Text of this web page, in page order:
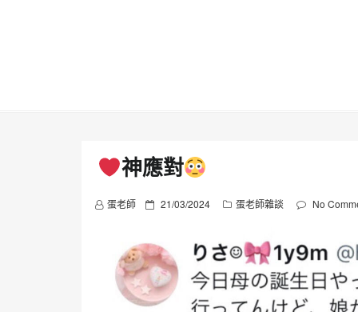
神應對
蛋老師
P
t
e
d
o
n
21/03/2024 蛋老師雜談 No